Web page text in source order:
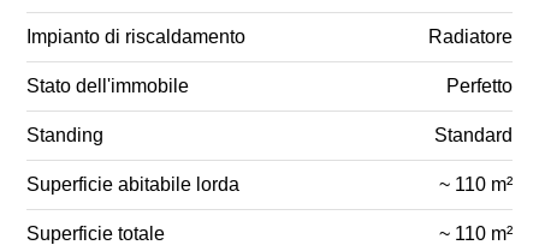
Impianto di riscaldamento Radiatore
Stato dell'immobile Perfetto
Standing Standard
Superficie abitabile lorda ~ 110 m²
Superficie totale ~ 110 m²